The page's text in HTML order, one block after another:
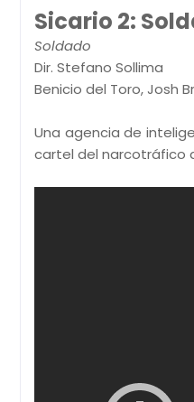
Sicario 2:
Soldado
Dir. Stefano Sollima
Benicio del Toro, Josh
Una agencia de
cartel del narcotráfico